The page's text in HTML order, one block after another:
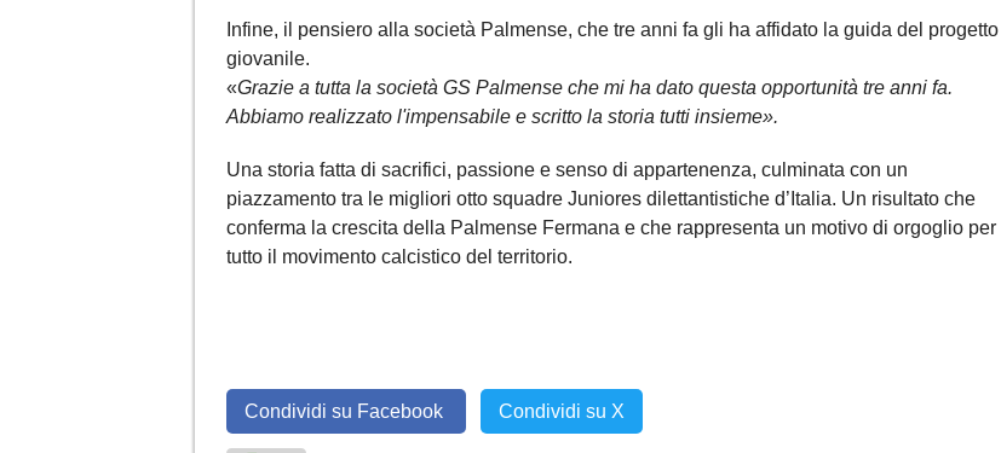
Infine, il pensiero alla società Palmense, che tre anni fa gli ha affidato la guida del progetto
giovanile.
«Grazie a tutta la società GS Palmense che mi ha dato questa opportunità tre anni fa.
Abbiamo realizzato l'impensabile e scritto la storia tutti insieme».
Una storia fatta di sacrifici, passione e senso di appartenenza, culminata con un
piazzamento tra le migliori otto squadre Juniores dilettantistiche d’Italia. Un risultato che
conferma la crescita della Palmense Fermana e che rappresenta un motivo di orgoglio per
tutto il movimento calcistico del territorio.
Condividi su Facebook Condividi su X